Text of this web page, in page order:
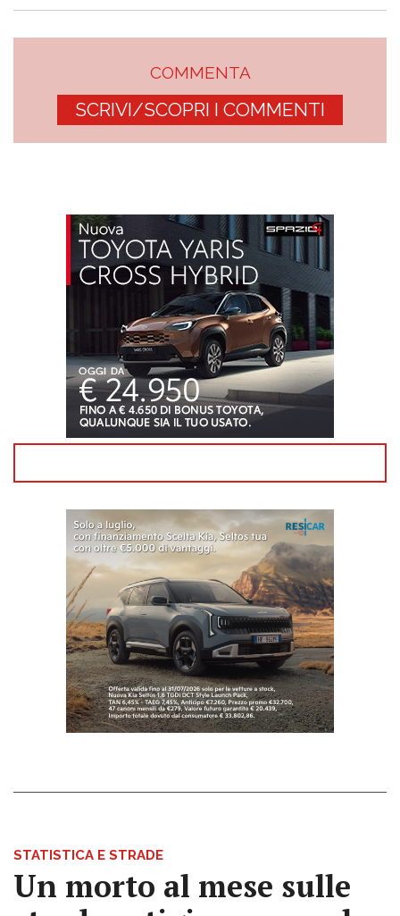
COMMENTA
SCRIVI/SCOPRI I COMMENTI
STATISTICA E STRADE
Un morto al mese sulle